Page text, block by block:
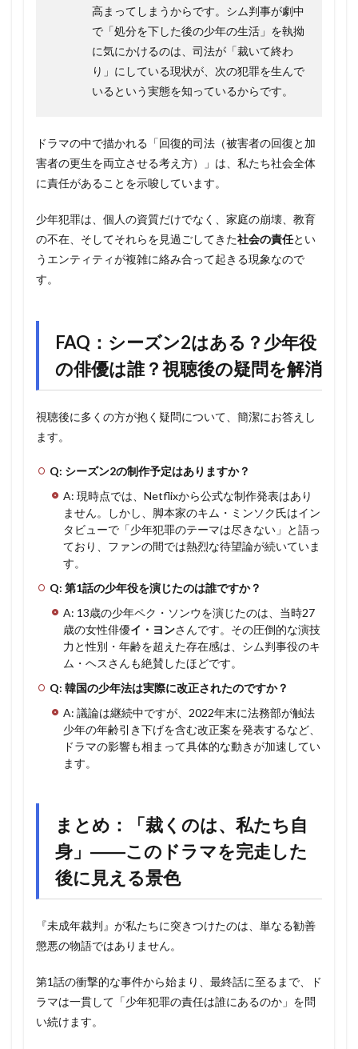
高まってしまうからです。シム判事が劇中
で「処分を下した後の少年の生活」を執拗
に気にかけるのは、司法が「裁いて終わ
り」にしている現状が、次の犯罪を生んで
いるという実態を知っているからです。
ドラマの中で描かれる「回復的司法（被害者の回復と加
害者の更生を両立させる考え方）」は、私たち社会全体
に責任があることを示唆しています。
少年犯罪は、個人の資質だけでなく、家庭の崩壊、教育
の不在、そしてそれらを見過ごしてきた社会の責任とい
うエンティティが複雑に絡み合って起きる現象なので
す。
FAQ：シーズン2はある？少年役
の俳優は誰？視聴後の疑問を解消
視聴後に多くの方が抱く疑問について、簡潔にお答えし
ます。
Q: シーズン2の制作予定はありますか？
A: 現時点では、Netflixから公式な制作発表はあり
ません。しかし、脚本家のキム・ミンソク氏はイン
タビューで「少年犯罪のテーマは尽きない」と語っ
ており、ファンの間では熱烈な待望論が続いていま
す。
Q: 第1話の少年役を演じたのは誰ですか？
A: 13歳の少年ペク・ソンウを演じたのは、当時27
歳の女性俳優イ・ヨンさんです。その圧倒的な演技
力と性別・年齢を超えた存在感は、シム判事役のキ
ム・ヘスさんも絶賛したほどです。
Q: 韓国の少年法は実際に改正されたのですか？
A: 議論は継続中ですが、2022年末に法務部が触法
少年の年齢引き下げを含む改正案を発表するなど、
ドラマの影響も相まって具体的な動きが加速してい
ます。
まとめ：「裁くのは、私たち自
身」――このドラマを完走した
後に見える景色
『未成年裁判』が私たちに突きつけたのは、単なる勧善
懲悪の物語ではありません。
第1話の衝撃的な事件から始まり、最終話に至るまで、ド
ラマは一貫して「少年犯罪の責任は誰にあるのか」を問
い続けます。